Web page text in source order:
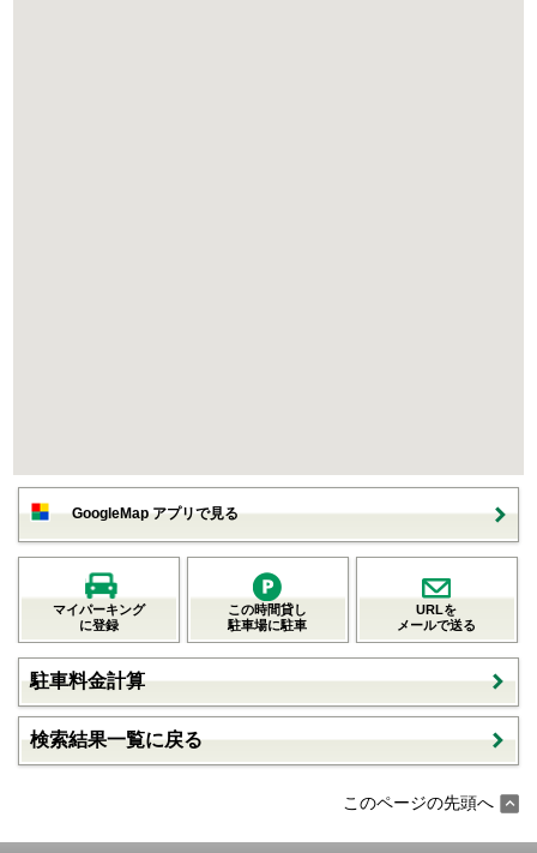
GoogleMap アプリで見る
マイパーキング
に登録
この時間貸し
駐車場に駐車
URLを
メールで送る
駐車料金計算
検索結果一覧に戻る
このページの先頭へ